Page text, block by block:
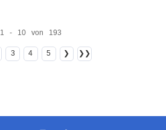
1 - 10 von 193
3 4 5 ❯ ❯❯